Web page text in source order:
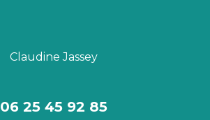
Claudine Jassey
06 25 45 92 85